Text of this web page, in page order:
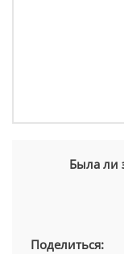
Была ли
Поделиться: